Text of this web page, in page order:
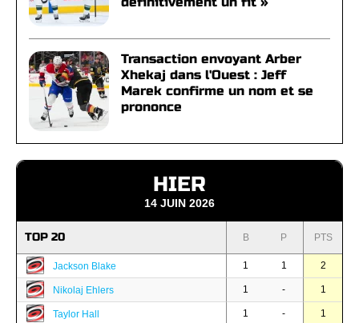
Transaction envoyant Arber
Xhekaj dans l'Ouest : Jeff
Marek confirme un nom et se
prononce
HIER
14 JUIN 2026
TOP 20 B P PTS
Jackson Blake 1 1 2
Nikolaj Ehlers 1 - 1
Taylor Hall 1 - 1